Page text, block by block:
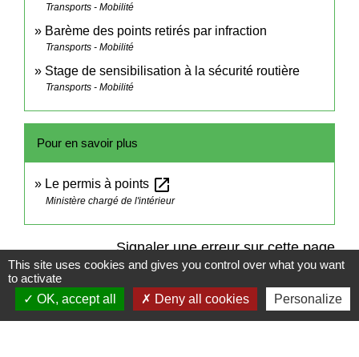
Transports - Mobilité
Barème des points retirés par infraction
Transports - Mobilité
Stage de sensibilisation à la sécurité routière
Transports - Mobilité
Pour en savoir plus
Le permis à points open_in_new
Ministère chargé de l'intérieur
Signaler une erreur sur cette page
This site uses cookies and gives you control over what you want
to activate
OK, accept all
Deny all cookies Personalize